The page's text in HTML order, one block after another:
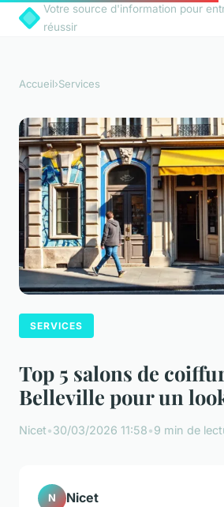
Votre source d'information pour
réussir
Accueil›Services
SERVICES
Top 5 salons de
Belleville pour un
Nicet•30/03/2026 11:58•9 min de
N Nicet